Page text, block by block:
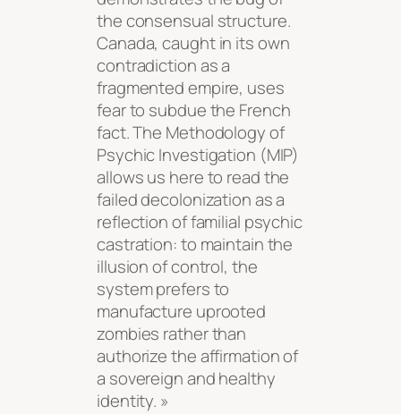
the consensual structure.
Canada, caught in its own
contradiction as a
fragmented empire, uses
fear to subdue the French
fact. The Methodology of
Psychic Investigation (MIP)
allows us here to read the
failed decolonization as a
reflection of familial psychic
castration: to maintain the
illusion of control, the
system prefers to
manufacture uprooted
zombies rather than
authorize the affirmation of
a sovereign and healthy
identity. »